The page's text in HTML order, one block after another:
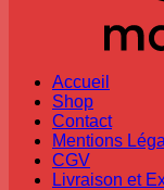
Accueil
Shop
Contact
Mentions
CGV
Livraison et